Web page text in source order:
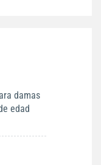
damas
edad